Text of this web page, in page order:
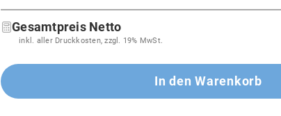
Gesamtpreis Netto
inkl. aller Druckkosten, zzgl. 19% MwSt.
In den Warenkorb